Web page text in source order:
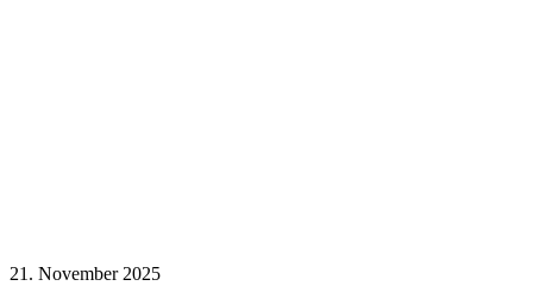
21. November 2025